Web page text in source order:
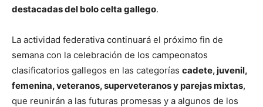
destacadas del bolo celta gallego.
La actividad federativa continuará el próximo fin de
semana con la celebración de los campeonatos
clasificatorios gallegos en las categorías cadete, juvenil,
femenina, veteranos, superveteranos y parejas mixtas,
que reunirán a las futuras promesas y a algunos de los